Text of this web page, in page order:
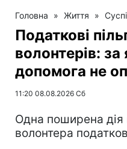
Головна » Життя »
Податкові
волонтерів:
допомога не
11:20 08.08.2026 Сб
Одна поширена
волонтера